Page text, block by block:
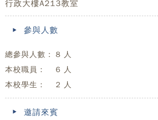
行政大樓A213教室
參與人數
總參與人數：
8 人
本校職員：
6 人
本校學生：
2 人
邀請來賓